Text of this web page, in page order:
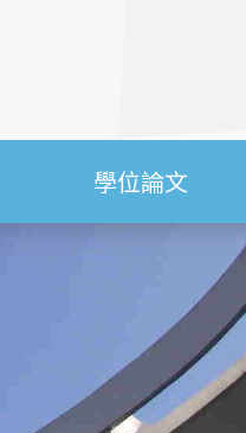
學位論文